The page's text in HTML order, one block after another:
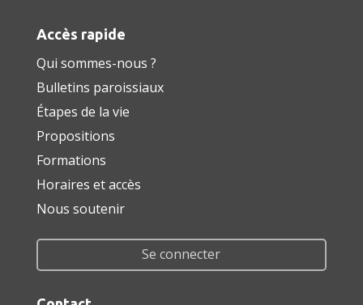
Accès rapide
Qui sommes-nous ?
Bulletins paroissiaux
Étapes de la vie
Propositions
Formations
Horaires et accès
Nous soutenir
Se connecter